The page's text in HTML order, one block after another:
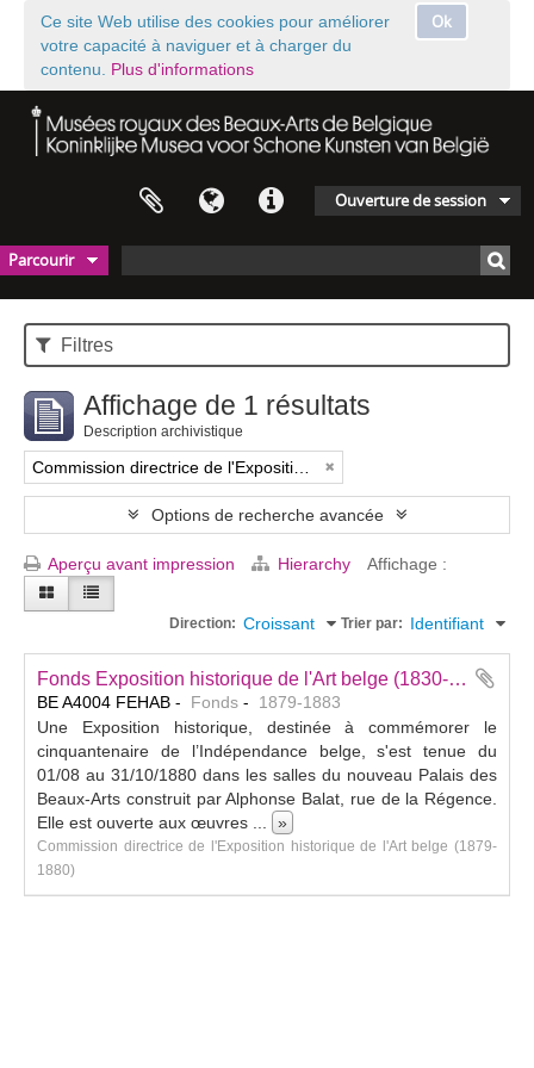
Ok
Ce site Web utilise des cookies pour améliorer
votre capacité à naviguer et à charger du
contenu. Plus d'informations
Ouverture de session
Parcourir
Filtres
Affichage de 1 résultats
Description archivistique
Commission directrice de l'Exposition historique de l'Art belge (1879-1880)
Options de recherche avancée
Aperçu avant impression Hierarchy Affichage :
Trier par: Identifiant
Direction: Croissant
Fonds Exposition historique de l'Art belge (1830-1880)
BE A4004 FEHAB Fonds
1879-1883
Une Exposition historique, destinée à commémorer le
cinquantenaire de l’Indépendance belge, s'est tenue du
01/08 au 31/10/1880 dans les salles du nouveau Palais des
Beaux-Arts construit par Alphonse Balat, rue de la Régence.
Elle est ouverte aux œuvres ... »
Commission directrice de l'Exposition historique de l'Art belge (1879-
1880)